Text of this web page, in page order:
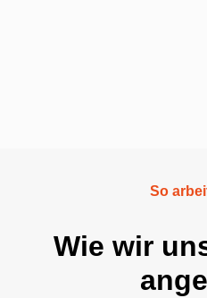
So
Wie wir